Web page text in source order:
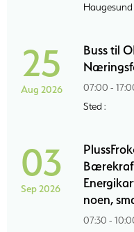
Haugesund
25
Aug 2026
Buss til
07:00 -
Sted :
03
Sep 2026
noen,
07:30 -